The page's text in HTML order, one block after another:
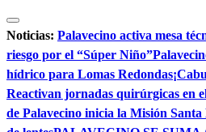
Saltar
al
contenido
Noticias: Palavecino activa mesa
riesgo por el “Súper Niño”
hídrico para Lomas Redondas
Reactivan jornadas quirúrgicas en
de Palavecino inicia la Misión